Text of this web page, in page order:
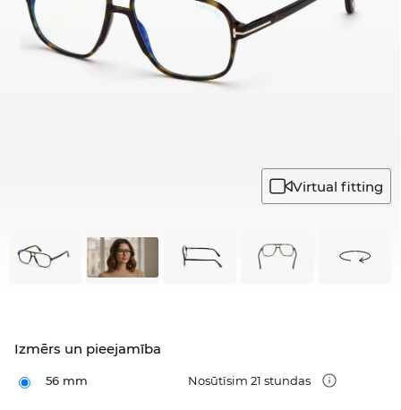
Virtual fitting
Izmērs un pieejamība
56 mm Nosūtīsim 21 stundas